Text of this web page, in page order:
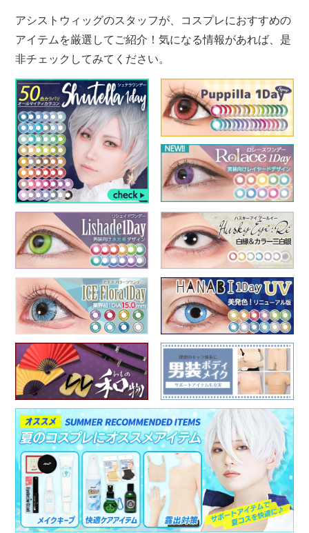
アシストウィッグのスタッフが、コスプレにおすすめの
アイテムを厳選してご紹介！気になる情報があれば、是
非チェックしてみてください。